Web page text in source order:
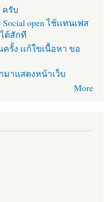
ครับ
open ไช้เเทนเฟส
ด้สักที
ง เเก้ใขเนื้อหา ขอ
มาแสดงหน้าเว็บ
More